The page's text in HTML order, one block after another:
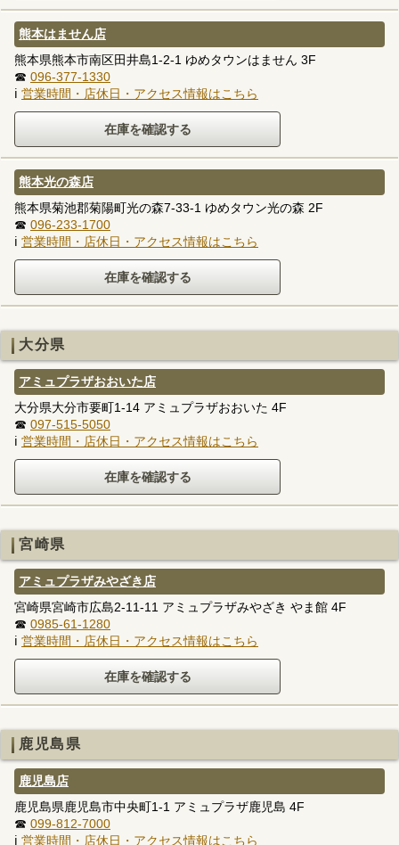
熊本はません店
熊本県熊本市南区田井島1-2-1 ゆめタウンはません 3F
☎ 096-377-1330
ℹ 営業時間・店休日・アクセス情報はこちら
熊本光の森店
熊本県菊池郡菊陽町光の森7-33-1 ゆめタウン光の森 2F
☎ 096-233-1700
ℹ 営業時間・店休日・アクセス情報はこちら
大分県
アミュプラザおおいた店
大分県大分市要町1-14 アミュプラザおおいた 4F
☎ 097-515-5050
ℹ 営業時間・店休日・アクセス情報はこちら
宮崎県
アミュプラザみやざき店
宮崎県宮崎市広島2-11-11 アミュプラザみやざき やま館 4F
☎ 0985-61-1280
ℹ 営業時間・店休日・アクセス情報はこちら
鹿児島県
鹿児島店
鹿児島県鹿児島市中央町1-1 アミュプラザ鹿児島 4F
☎ 099-812-7000
ℹ 営業時間・店休日・アクセス情報はこちら